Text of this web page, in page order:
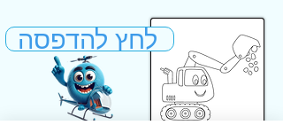
לחץ להדפסה